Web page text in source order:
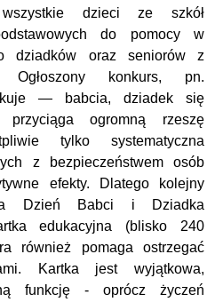
wszystkie dzieci ze szkół
do pomocy w
dziadków oraz seniorów z
Ogłoszony konkurs, pn.
— babcia, dziadek się
ogromną rzeszę
tylko systematyczna
z bezpieczeństwem osób
efekty. Dlatego kolejny
Dzień Babci i Dziadka
edukacyjna (blisko 240
również pomaga ostrzegać
Kartka jest wyjątkowa,
funkcję - oprócz życzeń